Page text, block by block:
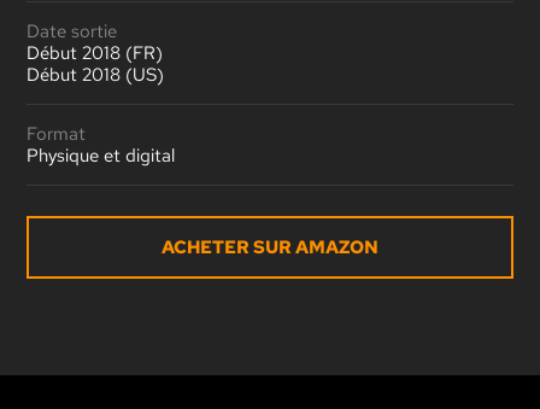
Date sortie
Début 2018 (FR)
Début 2018 (US)
Format
Physique et digital
ACHETER SUR AMAZON